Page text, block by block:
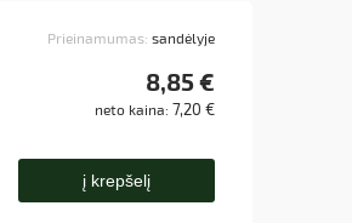
Prieinamumas: sandėlyje
8,85 €
neto kaina: 7,20 €
į krepšelį